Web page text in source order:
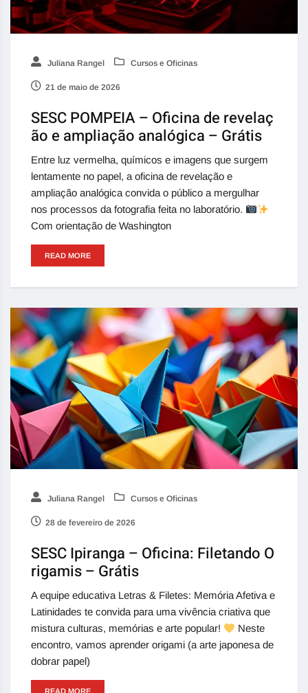
Juliana Rangel Cursos e Oficinas
21 de maio de 2026
SESC POMPEIA – Oficina de revelaç
ão e ampliação analógica – Grátis
Entre luz vermelha, químicos e imagens que surgem
lentamente no papel, a oficina de revelação e
ampliação analógica convida o público a mergulhar
nos processos da fotografia feita no laboratório.
Com orientação de Washington
READ MORE
Juliana Rangel Cursos e Oficinas
28 de fevereiro de 2026
SESC Ipiranga – Oficina: Filetando O
rigamis – Grátis
A equipe educativa Letras & Filetes: Memória Afetiva e
Latinidades te convida para uma vivência criativa que
mistura culturas, memórias e arte popular!
Neste
encontro, vamos aprender origami (a arte japonesa de
dobrar papel)
READ MORE